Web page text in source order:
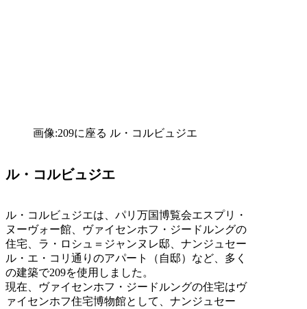
画像:209に座る ル・コルビュジエ
ル・コルビュジエ
ル・コルビュジエは、パリ万国博覧会エスプリ・
ヌーヴォー館、ヴァイセンホフ・ジードルングの
住宅、ラ・ロシュ＝ジャンヌレ邸、ナンジュセー
ル・エ・コリ通りのアパート（自邸）など、多く
の建築で209を使用しました。
現在、ヴァイセンホフ・ジードルングの住宅はヴ
ァイセンホフ住宅博物館として、ナンジュセー